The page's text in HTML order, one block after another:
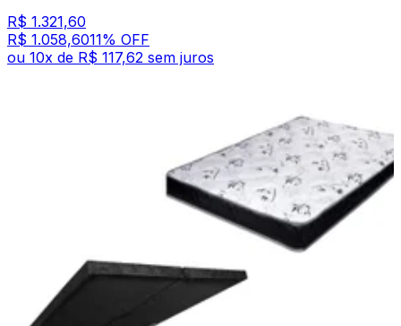
R$ 1.321,60
R$ 1.058,6011% OFF
ou 10x de R$ 117,62 sem juros